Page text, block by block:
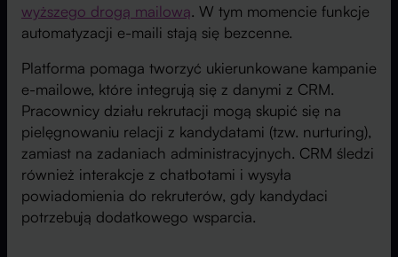
wyższego drogą mailową. W tym momencie funkcje
automatyzacji e-maili stają się bezcenne.
Platforma pomaga tworzyć ukierunkowane kampanie
e-mailowe, które integrują się z danymi z CRM.
Pracownicy działu rekrutacji mogą skupić się na
pielęgnowaniu relacji z kandydatami (tzw. nurturing),
zamiast na zadaniach administracyjnych. CRM śledzi
również interakcje z chatbotami i wysyła
powiadomienia do rekruterów, gdy kandydaci
potrzebują dodatkowego wsparcia.